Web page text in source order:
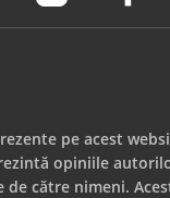
pe acest
opiniile
de către nimeni.